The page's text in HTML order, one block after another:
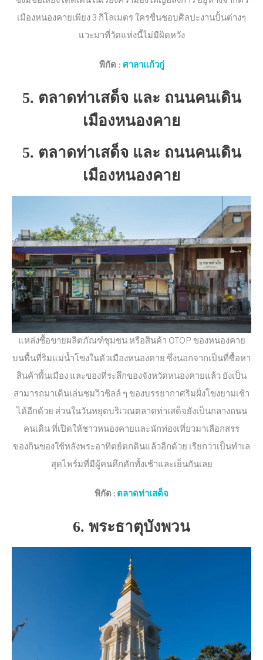
เมืองหนองคายเพียง 3 กิโลเมตร ใครชื่นชอบศิลปะงานปั้นต่างๆ
แวะมาที่วัดแห่งนี้ไม่มีผิดหวัง
พิกัด : ศาลาแก้วกู่
5. ตลาดท่าเสด็จ และ ถนนคนเดิน
เมืองหนองคาย
5. ตลาดท่าเสด็จ และ ถนนคนเดิน
เมืองหนองคาย
แหล่งซื้อขายผลิตภัณฑ์ชุมชน หรือสินค้า OTOP ของหนองคาย
บนพื้นที่ริมแม่น้ำโขงในตัวเมืองหนองคาย ซึ่งนอกจากเป็นที่ซื้อหา
สินค้าพื้นเมือง และของที่ระลึกของจังหวัดหนองคายแล้ว ยังเป็น
สามารถมาเดินเล่นชมวิวชิลล์ ๆ ของบรรยากาศริมฝั่งโขงยามเช้า
ได้อีกด้วย ส่วนในวันหยุดบริเวณตลาดท่าเสด็จยังเป็นกลางถนน
คนเดิน ที่เปิดให้ชาวหนองคายและนักท่องเที่ยวมาเลือกสรร
ของกินของใช้หลังพระอาทิตย์ตกดินแล้วอีกด้วย เรียกว่าเป็นทำเล
สุดไพร์มที่มีผู้คนคึกคักทั้งเช้าและเย็นกันเลย
พิกัด : ตลาดท่าเสด็จ
6. พระธาตุบังพวน